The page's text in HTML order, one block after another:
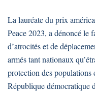
La lauréate du prix
Peace 2023, a dénoncé le
d’atrocités et de
armés tant nationaux
protection des
République démocratique